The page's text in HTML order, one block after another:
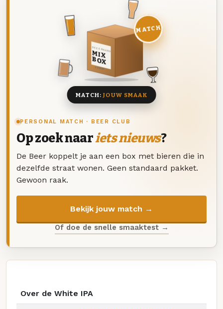
PERSONAL MATCH · BEER CLUB
Op zoek naariets nieuws?
De Beer koppelt je aan een box met bieren die in
dezelfde straat wonen. Geen standaard pakket.
Gewoon raak.
Bekijk jouw match →
Of doe de snelle smaaktest →
DEZE MAAND
MIX
BOX
8 BIEREN
MATCH
MATCH:JOUW SMAAK
Over de White IPA